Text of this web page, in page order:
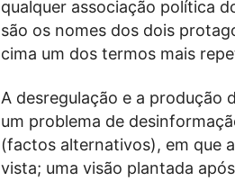
qualquer associação política
são os nomes dos dois
cima um dos termos mais
A desregulação e a produção
um problema de
(factos alternativos), em que
vista; uma visão plantada